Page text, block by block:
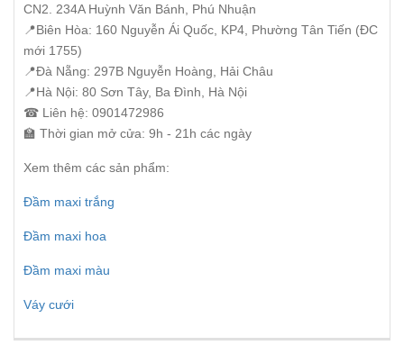
CN2. 234A Huỳnh Văn Bánh, Phú Nhuận
📍Biên Hòa: 160 Nguyễn Ái Quốc, KP4, Phường Tân Tiến (ĐC
mới 1755)
📍Đà Nẵng: 297B Nguyễn Hoàng, Hải Châu
📍Hà Nội: 80 Sơn Tây, Ba Đình, Hà Nội
☎ Liên hệ: 0901472986
🏫 Thời gian mở cửa: 9h - 21h các ngày
Xem thêm các sản phẩm:
Đầm maxi trắng
Đầm maxi hoa
Đầm maxi màu
Váy cưới